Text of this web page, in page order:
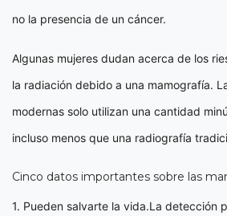
no la presencia de un cáncer.
Algunas mujeres dudan acerca de los
la radiación debido a una mamografía.
modernas solo utilizan una cantidad
incluso menos que una radiografía
Cinco datos importantes sobre las
1. Pueden salvarte la vida.La detección